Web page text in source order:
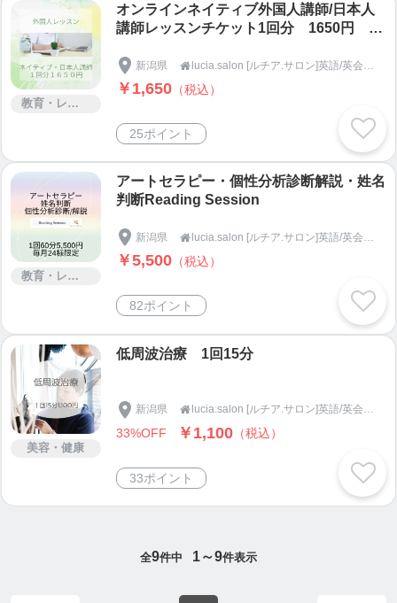
教育・レッスン・講習
オンラインネイティブ外国人講師/日本人
講師レッスンチケット1回分 1650円 ＜
新潟県 
￥1,650 （税込）
25ポイント
教育・レッスン・講習
アートセラピー・個性分析診断解説・姓名
判断Reading Session
新潟県  lucia.salon [ルチア.サロン]英語/英会話/パソコンスクール
￥5,500 （税込）
82ポイント
美容・健康
低周波治療 1回15分
新潟県  lucia.salon [ルチア.サロン]英語/英会話/パソコンスクール
33%OFF ￥1,100 （税込）
33ポイント
全9件中 1～9件表示